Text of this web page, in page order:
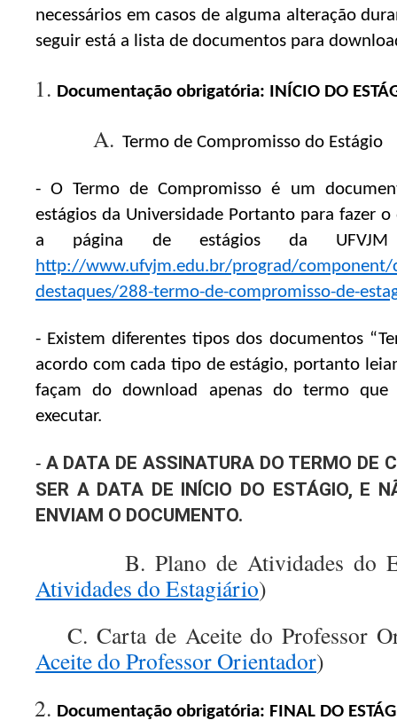
necessários em casos de alguma alteração
seguir está a lista de documentos para
Documentação obrigatória: INÍCIO DO
A. Termo de Compromisso do Estágio
- O Termo de Compromisso é um
estágios da Universidade Portanto para fazer
a página de estágios da
http://www.ufvjm.edu.br/prograd/
destaques/288-termo-de-compromisso-de-
- Existem diferentes tipos dos documentos
acordo com cada tipo de estágio, portanto
façam do download apenas do termo
executar.
- A DATA DE ASSINATURA DO TERMO DE
SER A DATA DE INÍCIO DO ESTÁGIO, E
ENVIAM O DOCUMENTO.
B. Plano de Atividades do
Atividades do Estagiário)
C. Carta de Aceite do Professor
Aceite do Professor Orientador)
Documentação obrigatória: FINAL DO